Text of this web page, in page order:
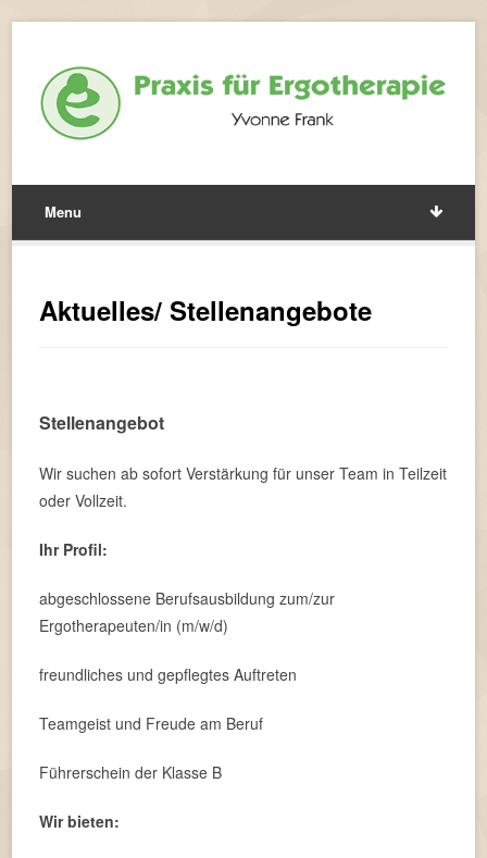
Menu
Aktuelles/ Stellenangebote
Stellenangebot
Wir suchen ab sofort Verstärkung für unser Team in Teilzeit
oder Vollzeit.
Ihr Profil:
abgeschlossene Berufsausbildung zum/zur
Ergotherapeuten/in (m/w/d)
freundliches und gepflegtes Auftreten
Teamgeist und Freude am Beruf
Führerschein der Klasse B
Wir bieten: